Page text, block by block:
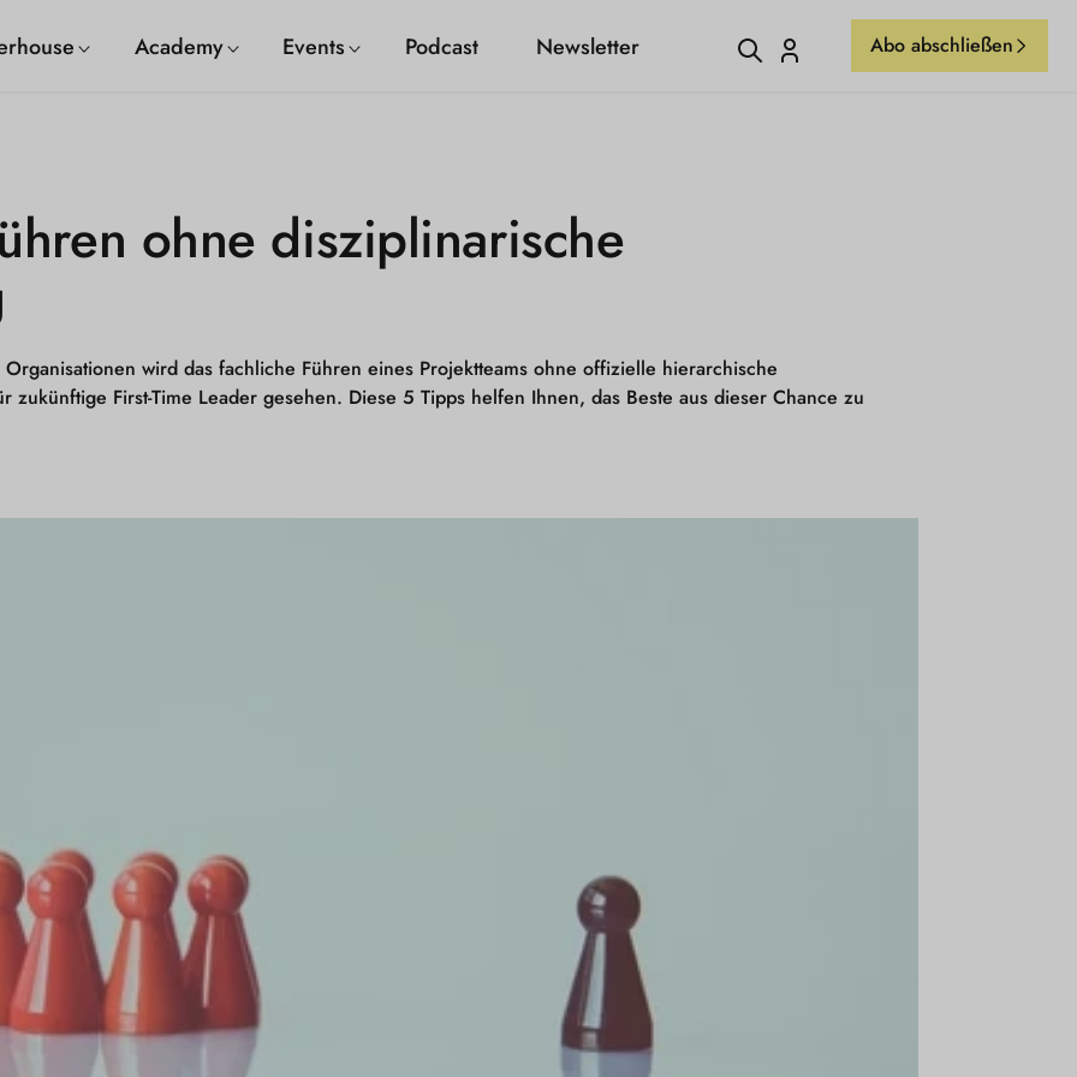
Academy Events Podcast Newsletter Einloggen Abo abschließen
ohne disziplinarische
wird das fachliche Führen eines Projektteams ohne offizielle hierarchische
zukünftige First-Time Leader gesehen. Diese 5 Tipps helfen Ihnen, das Beste aus dieser Chance zu